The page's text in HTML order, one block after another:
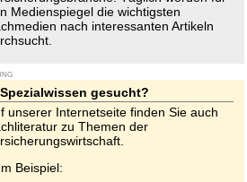
Medienspiegel die wichtigsten
nach interessanten Artikeln
Spezialwissen gesucht?
unserer Internetseite finden Sie auch
zu Themen der
Beispiel: